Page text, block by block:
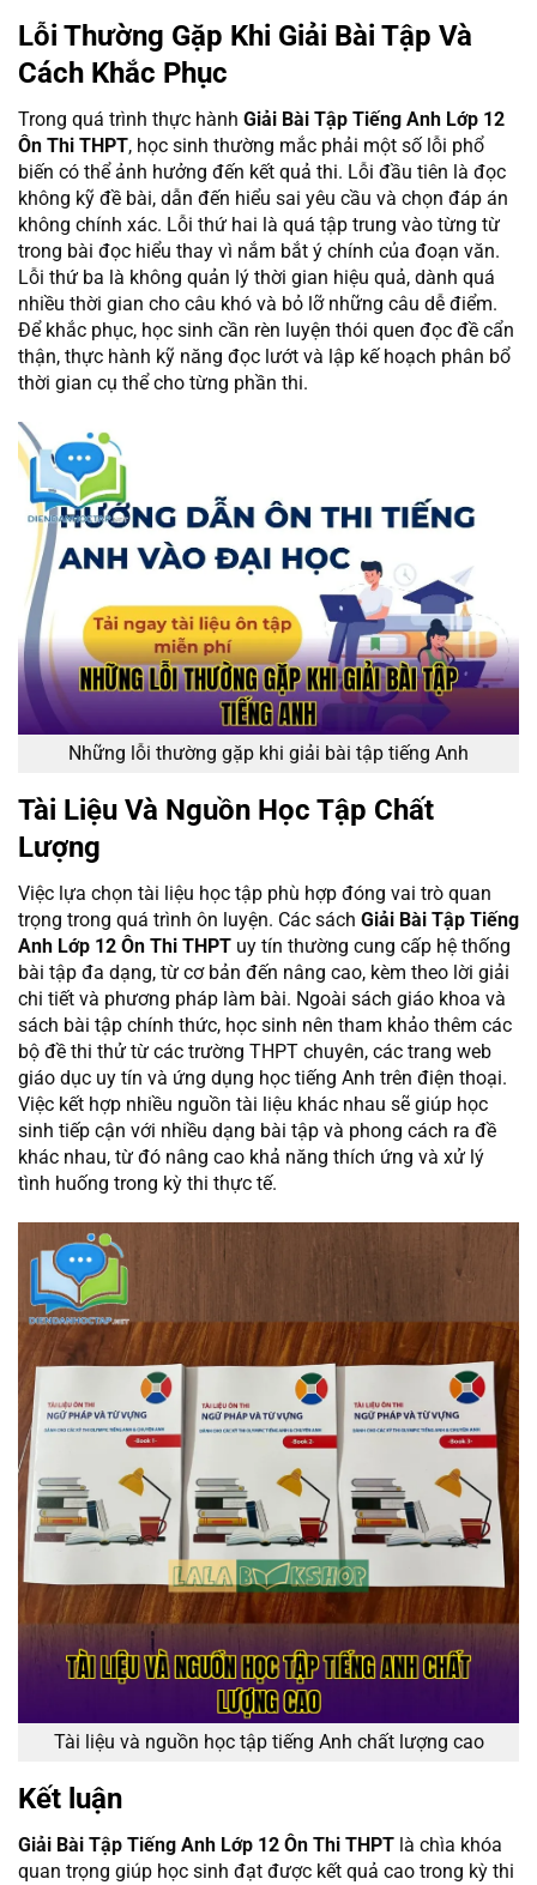
Lỗi Thường Gặp Khi Giải Bài Tập Và
Cách Khắc Phục
Trong quá trình thực hành Giải Bài Tập Tiếng Anh Lớp 12
Ôn Thi THPT, học sinh thường mắc phải một số lỗi phổ
biến có thể ảnh hưởng đến kết quả thi. Lỗi đầu tiên là đọc
không kỹ đề bài, dẫn đến hiểu sai yêu cầu và chọn đáp án
không chính xác. Lỗi thứ hai là quá tập trung vào từng từ
trong bài đọc hiểu thay vì nắm bắt ý chính của đoạn văn.
Lỗi thứ ba là không quản lý thời gian hiệu quả, dành quá
nhiều thời gian cho câu khó và bỏ lỡ những câu dễ điểm.
Để khắc phục, học sinh cần rèn luyện thói quen đọc đề cẩn
thận, thực hành kỹ năng đọc lướt và lập kế hoạch phân bổ
thời gian cụ thể cho từng phần thi.
Những lỗi thường gặp khi giải bài tập tiếng Anh
Tài Liệu Và Nguồn Học Tập Chất
Lượng
Việc lựa chọn tài liệu học tập phù hợp đóng vai trò quan
trọng trong quá trình ôn luyện. Các sách Giải Bài Tập Tiếng
Anh Lớp 12 Ôn Thi THPT uy tín thường cung cấp hệ thống
bài tập đa dạng, từ cơ bản đến nâng cao, kèm theo lời giải
chi tiết và phương pháp làm bài. Ngoài sách giáo khoa và
sách bài tập chính thức, học sinh nên tham khảo thêm các
bộ đề thi thử từ các trường THPT chuyên, các trang web
giáo dục uy tín và ứng dụng học tiếng Anh trên điện thoại.
Việc kết hợp nhiều nguồn tài liệu khác nhau sẽ giúp học
sinh tiếp cận với nhiều dạng bài tập và phong cách ra đề
khác nhau, từ đó nâng cao khả năng thích ứng và xử lý
tình huống trong kỳ thi thực tế.
Tài liệu và nguồn học tập tiếng Anh chất lượng cao
Kết luận
Giải Bài Tập Tiếng Anh Lớp 12 Ôn Thi THPT là chìa khóa
quan trọng giúp học sinh đạt được kết quả cao trong kỳ thi